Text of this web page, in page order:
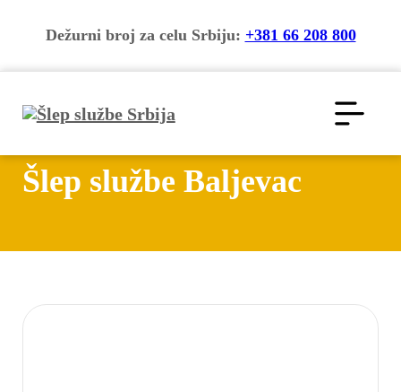
Dežurni broj za celu Srbiju: +381 66 208 800
Šlep službe Baljevac